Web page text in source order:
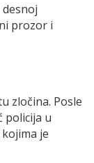
prozor i
zločina. Posle
policija u
je